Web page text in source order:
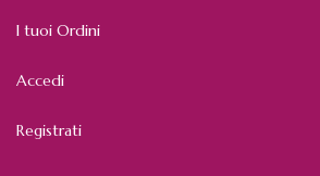
I tuoi Ordini
Accedi
Registrati